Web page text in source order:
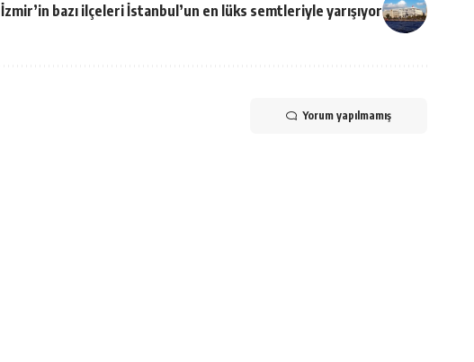
İzmir’in bazı ilçeleri İstanbul’un en lüks semtleriyle yarışıyor
Yorum yapılmamış